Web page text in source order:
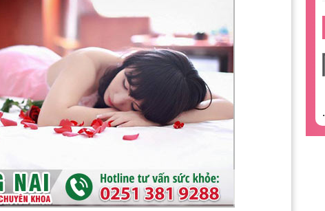
.